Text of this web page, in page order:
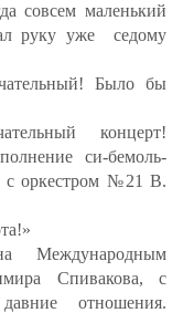
совсем маленький
руку уже
седому
Было бы
концерт!
си-бемоль-
с оркестром №21 В.
Международным
Спивакова, с
давние отношения.